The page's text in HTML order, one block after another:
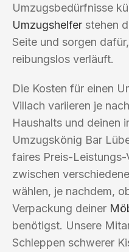
Umzugsbedürfnisse
Umzugshelfer stehen
Seite und sorgen
reibungslos verläuft.
Die Kosten für einen
Villach variieren je
Haushalts und deinen
Umzugskönig Bar
faires Preis-
zwischen
wählen, je nachdem,
Verpackung deiner
benötigst. Unsere
Schleppen schwerer